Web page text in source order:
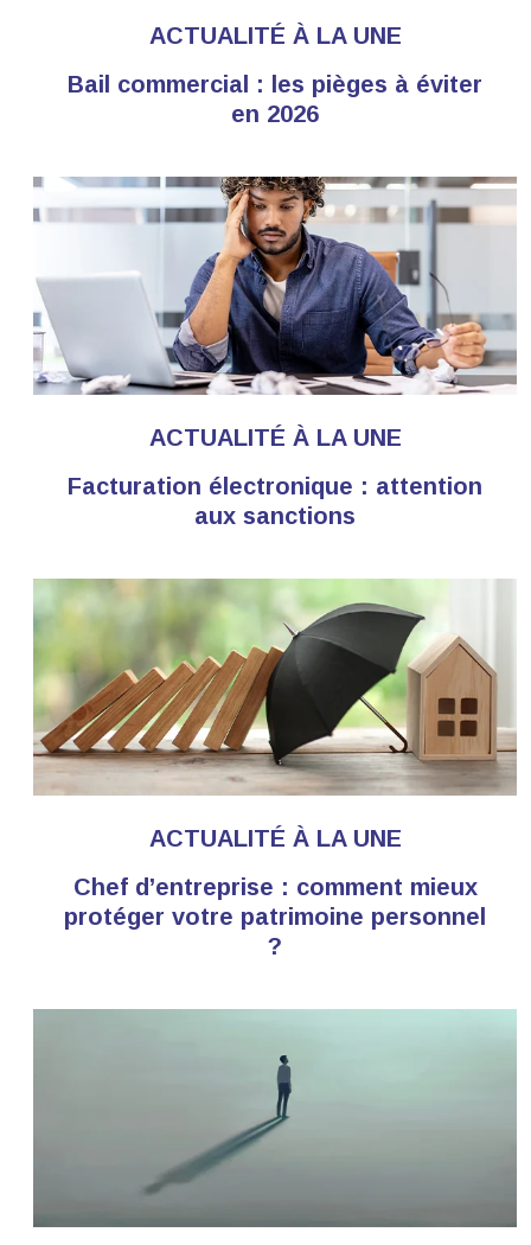
ACTUALITÉ À LA UNE
Bail commercial : les pièges à éviter
en 2026
ACTUALITÉ À LA UNE
Facturation électronique : attention
aux sanctions
ACTUALITÉ À LA UNE
Chef d’entreprise : comment mieux
protéger votre patrimoine personnel
?